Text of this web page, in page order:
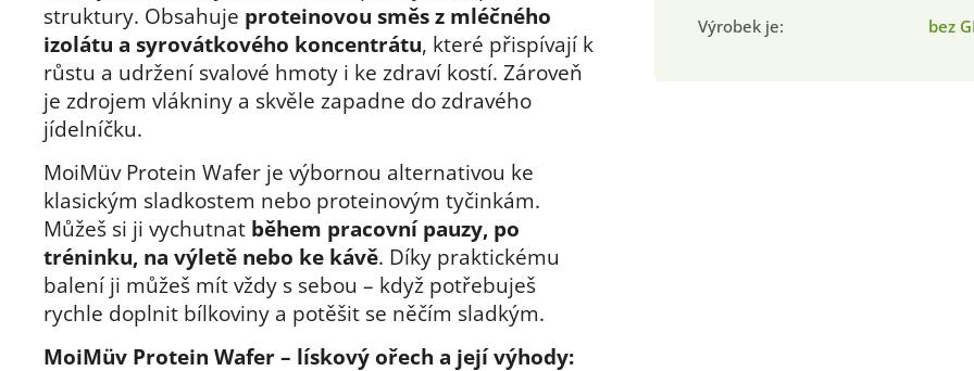
struktury. Obsahuje proteinovou směs z mléčného
izolátu a syrovátkového koncentrátu, které přispívají k
růstu a udržení svalové hmoty i ke zdraví kostí. Zároveň
je zdrojem vlákniny a skvěle zapadne do zdravého
jídelníčku.
MoiMüv Protein Wafer je výbornou alternativou ke
klasickým sladkostem nebo proteinovým tyčinkám.
Můžeš si ji vychutnat během pracovní pauzy, po
tréninku, na výletě nebo ke kávě. Díky praktickému
balení ji můžeš mít vždy s sebou – když potřebuješ
rychle doplnit bílkoviny a potěšit se něčím sladkým.
MoiMüv Protein Wafer – lískový ořech a její výhody:
Výrobek je: bez